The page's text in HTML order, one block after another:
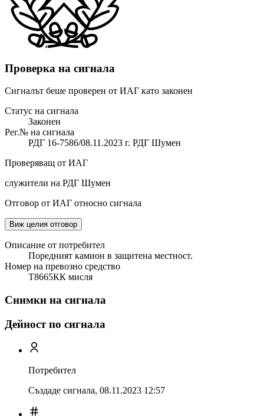
Проверка на сигнала
Сигналът беше проверен от ИАГ като законен
Статус на сигнала
Законен
Рег.№ на сигнала
РДГ 16-7586/08.11.2023 г. РДГ Шумен
Проверяващ от ИАГ
служители на РДГ Шумен
Отговор от ИАГ относно сигнала
Виж целия отговор
Описание от потребител
Поредният камион в защитена местност.
Номер на превозно средство
Т8665КК мисля
Снимки на сигнала
Дейност по сигнала
Потребител
Създаде сигнала, 08.11.2023 12:57